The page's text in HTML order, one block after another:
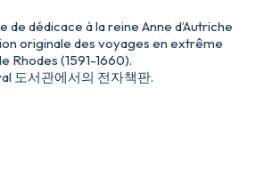
dédicace à la reine Anne d’Autriche
originale des voyages en extrême
Rhodes (1591-1660).
도서관에서의 전자책판.